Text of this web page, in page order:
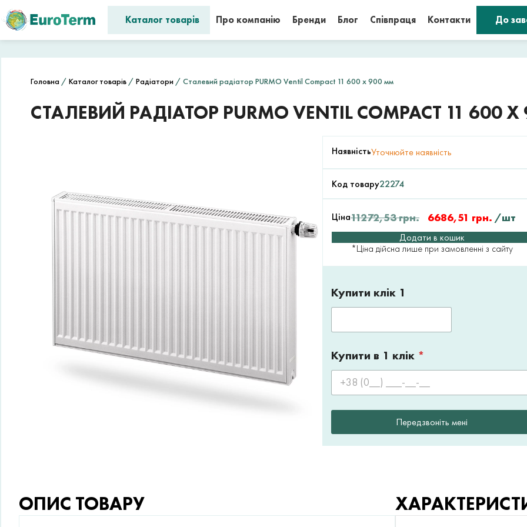
Каталог товарів Про компанію Бренди Блог Співпраця Контакти До
Головна / Каталог товарів / Радіатори / Сталевий радіатор PURMO Ventil Compact 11 600 x 900 мм
СТАЛЕВИЙ РАДІАТОР PURMO VENTIL COMPACT 11 600
НаявністьУточнюйте наявність
Код товару22274
Ціна11272,53грн. 6686,51 грн. /шт
Додати в кошик
*Ціна дійсна лише при замовленні з сайту
Купити клік 1
Купити в 1 клік *
Передзвоніть мені
ОПИС ТОВАРУ